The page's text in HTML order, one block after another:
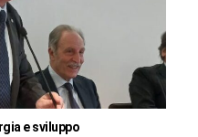
e sviluppo